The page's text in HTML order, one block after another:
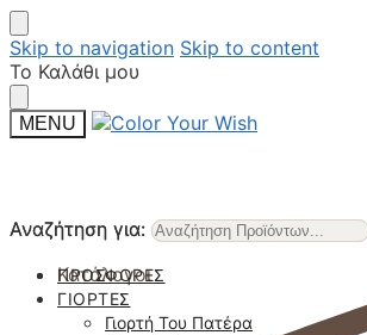
Skip to navigation Skip to content
Το Καλάθι μου
MENU
Αναζήτηση για:
Κατάλογοι
Αναζήτηση για:
ΠΡΟΣΦΟΡΈΣ
ΓΙΟΡΤΈΣ
Γιορτή Του Πατέρα